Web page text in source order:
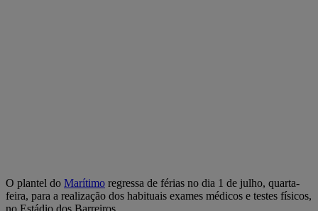
O plantel do Marítimo regressa de férias no dia 1 de julho, quarta-
feira, para a realização dos habituais exames médicos e testes físicos,
no Estádio dos Barreiros.